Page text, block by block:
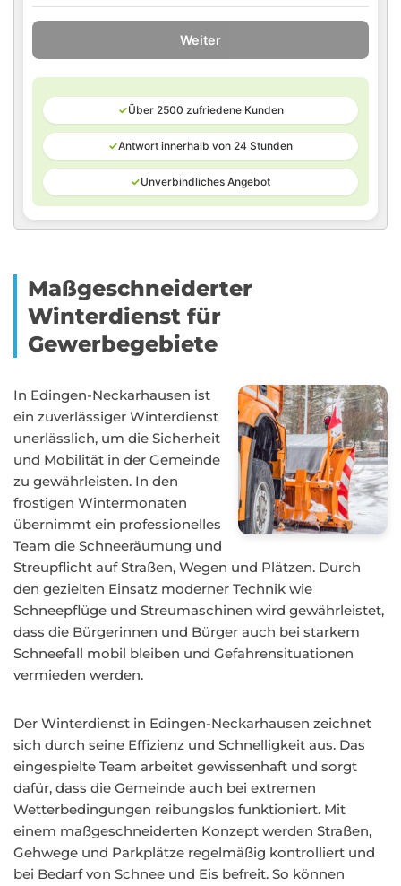
Weiter
✓Über 2500 zufriedene Kunden
✓Antwort innerhalb von 24 Stunden
✓Unverbindliches Angebot
Maßgeschneiderter
Winterdienst für
Gewerbegebiete
In Edingen-Neckarhausen ist
ein zuverlässiger Winterdienst
unerlässlich, um die Sicherheit
und Mobilität in der Gemeinde
zu gewährleisten. In den
frostigen Wintermonaten
übernimmt ein professionelles
Team die Schneeräumung und
Streupflicht auf Straßen, Wegen und Plätzen. Durch
den gezielten Einsatz moderner Technik wie
Schneepflüge und Streumaschinen wird gewährleistet,
dass die Bürgerinnen und Bürger auch bei starkem
Schneefall mobil bleiben und Gefahrensituationen
vermieden werden.
Der Winterdienst in Edingen-Neckarhausen zeichnet
sich durch seine Effizienz und Schnelligkeit aus. Das
eingespielte Team arbeitet gewissenhaft und sorgt
dafür, dass die Gemeinde auch bei extremen
Wetterbedingungen reibungslos funktioniert. Mit
einem maßgeschneiderten Konzept werden Straßen,
Gehwege und Parkplätze regelmäßig kontrolliert und
bei Bedarf von Schnee und Eis befreit. So können